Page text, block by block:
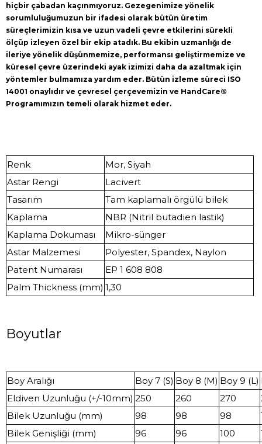
hiçbir çabadan kaçınmıyoruz. Gezegenimize yönelik
sorumluluğumuzun bir ifadesi olarak bütün üretim
süreçlerimizin kısa ve uzun vadeli çevre etkilerini sürekli
ölçüp izleyen özel bir ekip atadık. Bu ekibin uzmanlığı de
ileriye yönelik düşünmemize, performansı geliştirmemize ve
küresel çevre üzerindeki ayak izimizi daha da azaltmak için
yöntemler bulmamıza yardım eder. Bütün izleme süreci ISO
14001 onaylıdır ve çevresel çerçevemizin ve HandCare®
Programımızın temeli olarak hizmet eder.
Renk
Mor, Siyah
Astar Rengi
Lacivert
Tasarım
Tam kaplamalı örgülü bilek
Kaplama
NBR (Nitril butadien lastik)
Kaplama Dokuması
Mikro-sünger
Astar Malzemesi
Polyester, Spandex, Naylon
Patent Numarası
EP 1 608 808
Palm Thickness (mm) 1,30
Boyutlar
Boy Aralığı Boy 7 (S) Boy 8 (M) Boy 9 (L)
Eldiven Uzunluğu (+/-10mm) 250 260 270
Bilek Uzunluğu (mm)
98 98 98
Bilek Genişliği (mm)
96 96 100